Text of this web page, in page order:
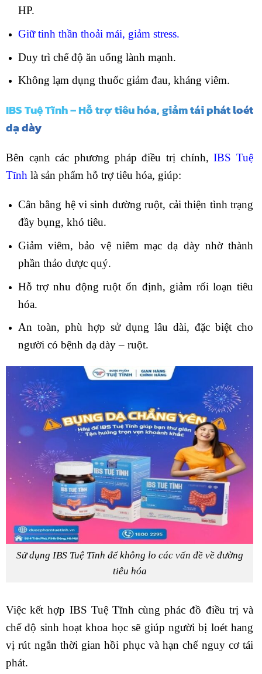
HP.
Giữ tinh thần thoải mái, giảm stress.
Duy trì chế độ ăn uống lành mạnh.
Không lạm dụng thuốc giảm đau, kháng viêm.
IBS Tuệ Tĩnh – Hỗ trợ tiêu hóa, giảm tái phát loét
dạ dày
Bên cạnh các phương pháp điều trị chính,IBS Tuệ
Tĩnh là sản phẩm hỗ trợ tiêu hóa, giúp:
Cân bằng hệ vi sinh đường ruột, cải thiện tình trạng
đầy bụng, khó tiêu.
Giảm viêm, bảo vệ niêm mạc dạ dày nhờ thành
phần thảo dược quý.
Hỗ trợ nhu động ruột ổn định, giảm rối loạn tiêu
hóa.
An toàn, phù hợp sử dụng lâu dài, đặc biệt cho
người có bệnh dạ dày – ruột.
Sử dụng IBS Tuệ Tĩnh để không lo các vấn đề về đường
tiêu hóa
Việc kết hợp IBS Tuệ Tĩnh cùng phác đồ điều trị và
chế độ sinh hoạt khoa học sẽ giúp người bị loét hang
vị rút ngắn thời gian hồi phục và hạn chế nguy cơ tái
phát.